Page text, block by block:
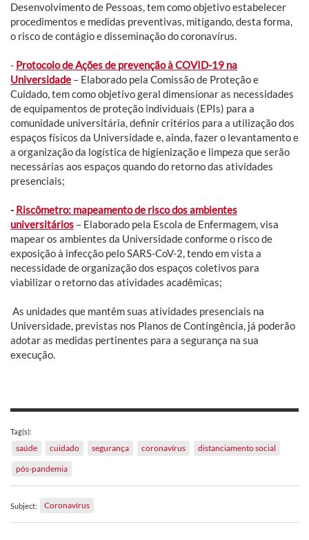
Desenvolvimento de Pessoas, tem como objetivo estabelecer
procedimentos e medidas preventivas, mitigando, desta forma,
o risco de contágio e disseminação do coronavírus.
- Protocolo de Ações de prevenção à COVID-19 na
Universidade – Elaborado pela Comissão de Proteção e
Cuidado, tem como objetivo geral dimensionar as necessidades
de equipamentos de proteção individuais (EPIs) para a
comunidade universitária, definir critérios para a utilização dos
espaços físicos da Universidade e, ainda, fazer o levantamento e
a organização da logística de higienização e limpeza que serão
necessárias aos espaços quando do retorno das atividades
presenciais;
- Riscômetro: mapeamento de risco dos ambientes
universitários – Elaborado pela Escola de Enfermagem, visa
mapear os ambientes da Universidade conforme o risco de
exposição à infecção pelo SARS-CoV-2, tendo em vista a
necessidade de organização dos espaços coletivos para
viabilizar o retorno das atividades acadêmicas;
As unidades que mantêm suas atividades presenciais na
Universidade, previstas nos Planos de Contingência, já poderão
adotar as medidas pertinentes para a segurança na sua
execução.
Tag(s):
saúde cuidado segurança coronavírus
distanciamento social
pós-pandemia
Subject: Coronavírus